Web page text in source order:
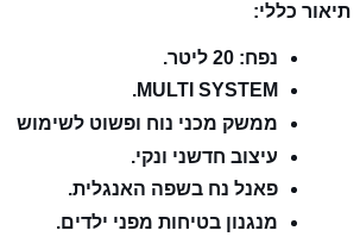
תיאור כללי:
נפח: 20 ליטר.
MULTI SYSTEM.
ממשק מכני נוח ופשוט לשימוש
עיצוב חדשני ונקי.
פאנל נח בשפה האנגלית.
מנגנון בטיחות מפני ילדים.